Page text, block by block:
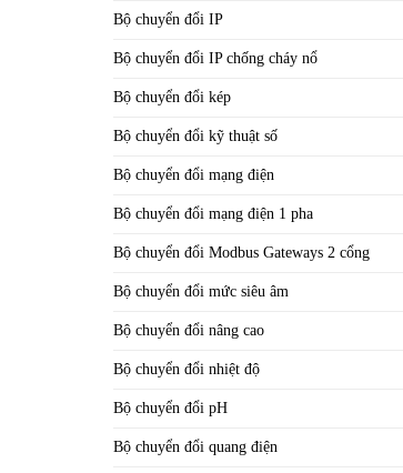
Bộ chuyển đổi IP
Bộ chuyển đổi IP chống cháy nổ
Bộ chuyển đổi kép
Bộ chuyển đổi kỹ thuật số
Bộ chuyển đổi mạng điện
Bộ chuyển đổi mạng điện 1 pha
Bộ chuyển đổi Modbus Gateways 2 cổng
Bộ chuyển đổi mức siêu âm
Bộ chuyển đổi nâng cao
Bộ chuyển đổi nhiệt độ
Bộ chuyển đổi pH
Bộ chuyển đổi quang điện